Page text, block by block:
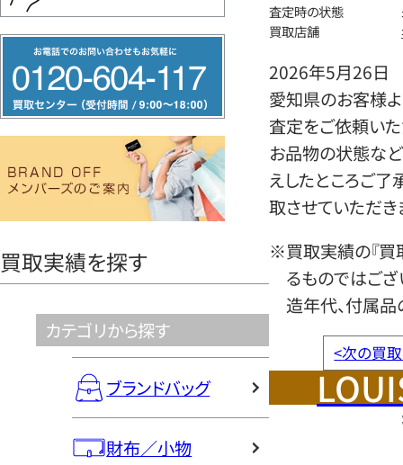
リ
ー
ヤ
買取実績を探す
カテゴリから探す
ブランドバッグ
財布／小物
査定時の状態
買取店舗
2026年5月26日
愛知県のお客様よ
査定をご依頼いた
お品物の状態など
えしたところご
取させていただき
※買取実績の『買
るものではござ
造年代、付属品
<次の買